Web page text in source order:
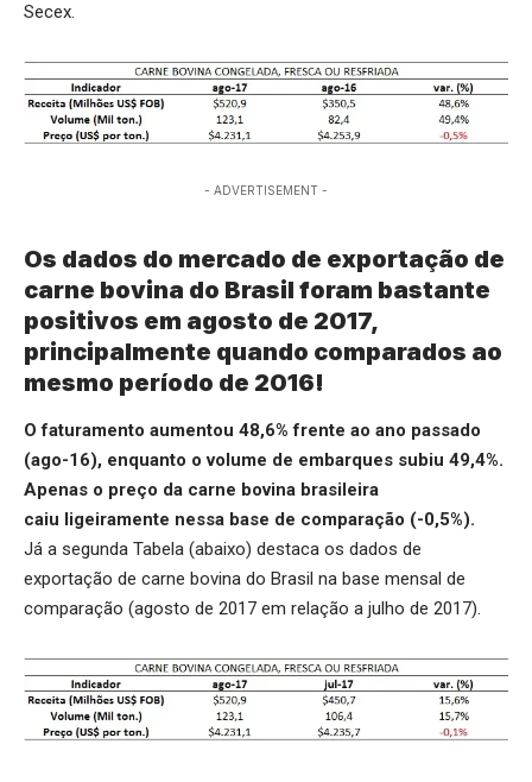
Secex.
- ADVERTISEMENT -
Os dados do mercado de exportação de
carne bovina do Brasil foram bastante
positivos em agosto de 2017,
principalmente quando comparados ao
mesmo período de 2016!
O faturamento aumentou 48,6% frente ao ano passado
(ago-16), enquanto o volume de embarques subiu 49,4%.
Apenas o preço da carne bovina brasileira
caiu ligeiramente nessa base de comparação (-0,5%).
Já a segunda Tabela (abaixo) destaca os dados de
exportação de carne bovina do Brasil na base mensal de
comparação (agosto de 2017 em relação a julho de 2017).